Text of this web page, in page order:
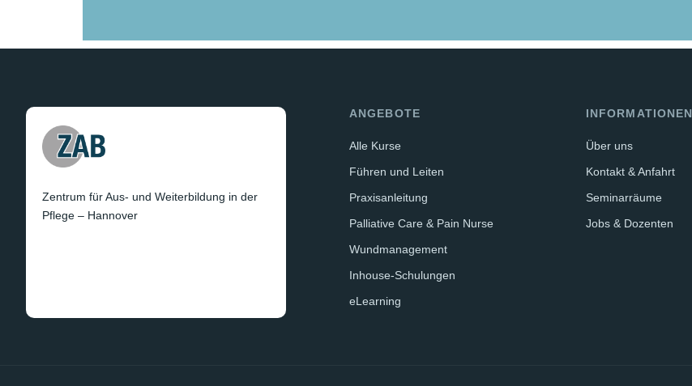
Zentrum für Aus- und Weiterbildung in der
Pflege – Hannover
ANGEBOTE
Alle Kurse
Führen und Leiten
Praxisanleitung
Palliative Care & Pain Nurse
Wundmanagement
Inhouse-Schulungen
eLearning
INFORMATIONEN
Über uns
Kontakt & Anfahrt
Seminarräume
Jobs & Dozenten